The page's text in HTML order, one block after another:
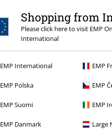
Shopping from
Please click here to visit EMP
International
EMP International EMP
EMP Polska EMP
EMP Suomi EMP
EMP Danmark Large